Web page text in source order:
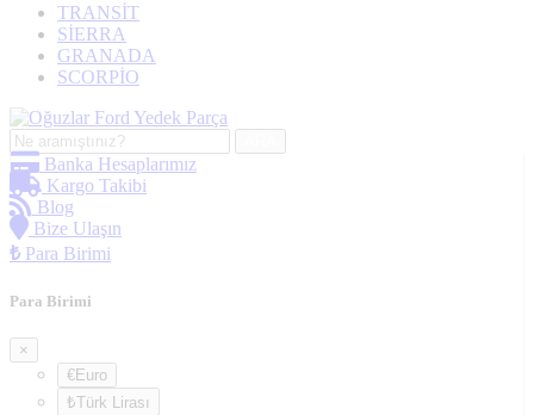
TRANSİT
SİERRA
GRANADA
SCORPİO
Banka Hesaplarımız
Kargo Takibi
Blog
Bize Ulaşın
₺ Para Birimi
Para Birimi
×
€Euro
₺Türk Lirası